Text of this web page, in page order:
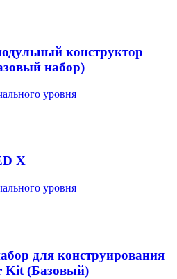
конструктор
набор)
уровня
X
уровня
для конструирования
Kit (Базовый)